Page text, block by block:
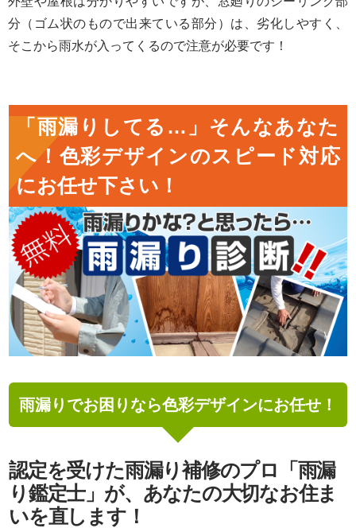
分（ゴム状のもので出来ている部分）は、劣化しやすく、
そこから雨水が入ってくるので注意が必要です！
「雨漏りしてる…」そんなあなた
へ！色彩デザインのスピード対応
にお任せ下さい！
雨漏りでお困りなら色彩デザインにお任せ！
認定を受けた雨漏り補修のプロ「雨漏
り鑑定士」が、 あなたの大切なお住ま
いを直します！